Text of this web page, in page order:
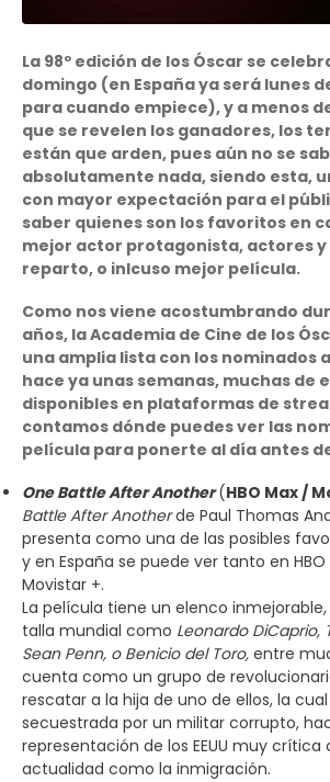
La 98º edición de los Óscar se
domingo (en España ya será lunes
para cuando empiece), y a menos
que se revelen los ganadores, los
están que arden, pues aún no se
absolutamente nada, siendo esta,
con mayor expectación para el
saber quienes son los favoritos en
mejor actor protagonista, actores
reparto, o inlcuso mejor película.
Como nos viene acostumbrando
años, la Academia de Cine de los
una amplia lista con los nominados
hace ya unas semanas, muchas de
disponibles en plataformas de
contamos dónde puedes ver las
película para ponerte al día antes
One Battle After Another (HBO Max /
Battle After Anotherde Paul Thomas
presenta como una de las posibles
y en España se puede ver tanto en
Movistar +.
La película tiene un elenco
talla mundial como Leonardo DiCaprio,
Sean Penn, o Benicio del Toro, entre
cuenta como un grupo de
rescatar a la hija de uno de ellos, la
secuestrada por un militar corrupto,
representación de los EEUU muy
actualidad como la inmigración.